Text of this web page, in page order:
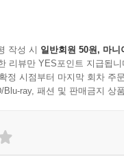
작성 시 일반회원 50원, 마니
리뷰만 YES포인트 지급됩니
정 시점부터 마지막 회차 주
Blu-ray, 패션 및 판매금지 상